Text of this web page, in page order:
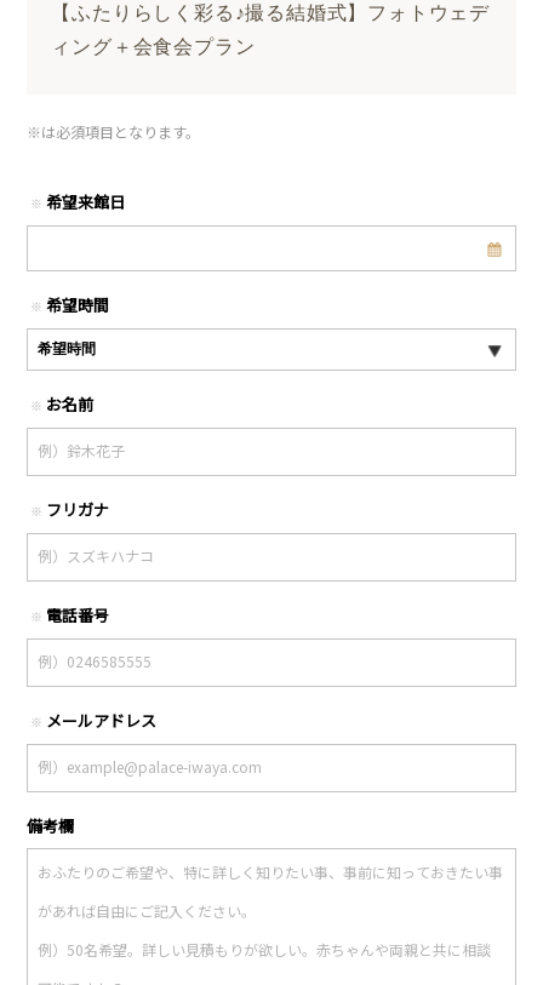
【ふたりらしく彩る♪撮る結婚式】フォトウェデ
ィング＋会食会プラン
※は必須項目となります。
※ 希望来館日
※ 希望時間
※ お名前
※ フリガナ
※ 電話番号
※ メールアドレス
備考欄